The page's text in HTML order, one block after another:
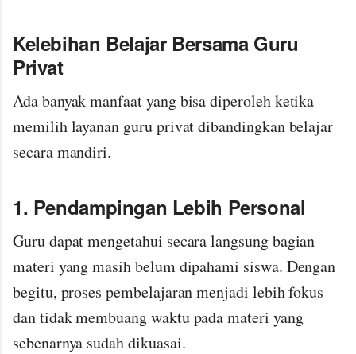
Kelebihan Belajar Bersama Guru
Privat
Ada banyak manfaat yang bisa diperoleh ketika
memilih layanan guru privat dibandingkan belajar
secara mandiri.
1. Pendampingan Lebih Personal
Guru dapat mengetahui secara langsung bagian
materi yang masih belum dipahami siswa. Dengan
begitu, proses pembelajaran menjadi lebih fokus
dan tidak membuang waktu pada materi yang
sebenarnya sudah dikuasai.